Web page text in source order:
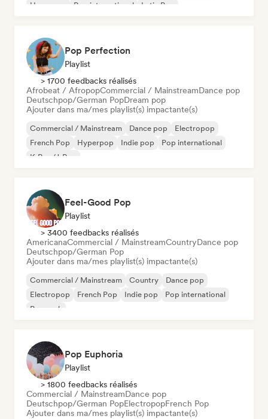
Hyperpop
Pop international Latin Pop
Pop Perfection
Playlist
> 1700 feedbacks réalisés
Afrobeat / AfropopCommercial / MainstreamDance pop
Deutschpop/German PopDream pop
Ajouter dans ma/mes playlist(s) impactante(s)
Commercial / Mainstream Dance pop
Electropop
French Pop
Hyperpop Indie pop
Pop international
K-Pop/J-Pop
Feel-Good Pop
Playlist
> 3400 feedbacks réalisés
AmericanaCommercial / MainstreamCountryDance pop
Deutschpop/German Pop
Ajouter dans ma/mes playlist(s) impactante(s)
Commercial / Mainstream Country
Dance pop
Electropop
French Pop Indie pop
Pop international
Pop rock
Pop Euphoria
Playlist
> 1800 feedbacks réalisés
Commercial / MainstreamDance pop
Deutschpop/German PopElectropopFrench Pop
Ajouter dans ma/mes playlist(s) impactante(s)